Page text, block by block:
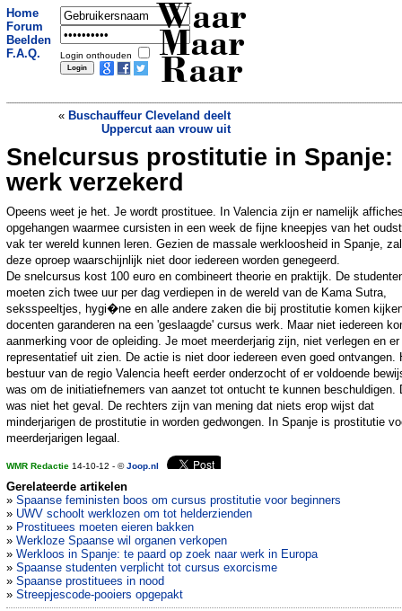
Home
Forum
Beelden
F.A.Q.
Login onthouden
Waar
Maar
Raar
« Buschauffeur Cleveland deelt
Uppercut aan vrouw uit
Hilversummer verraadt eigen
wietkwekerij»
Snelcursus prostitutie in Spanje:
werk verzekerd
Opeens weet je het. Je wordt prostituee. In Valencia zijn er namelijk
opgehangen waarmee cursisten in een week de fijne kneepjes van het
vak ter wereld kunnen leren. Gezien de massale werkloosheid in Spanje, zal
deze oproep waarschijnlijk niet door iedereen worden genegeerd.
De snelcursus kost 100 euro en combineert theorie en praktijk. De
moeten zich twee uur per dag verdiepen in de wereld van de Kama Sutra,
seksspeeltjes, hygi�ne en alle andere zaken die bij prostitutie komen
docenten garanderen na een 'geslaagde' cursus werk. Maar niet iedereen
aanmerking voor de opleiding. Je moet meerderjarig zijn, niet verlegen en er
representatief uit zien. De actie is niet door iedereen even goed ontvangen.
bestuur van de regio Valencia heeft eerder onderzocht of er voldoende
was om de initiatiefnemers van aanzet tot ontucht te kunnen beschuldigen.
was niet het geval. De rechters zijn van mening dat niets erop wijst dat
minderjarigen de prostitutie in worden gedwongen. In Spanje is prostitutie
meerderjarigen legaal.
WMR Redactie 14-10-12 - ©Joop.nl
Gerelateerde artikelen
» Spaanse feministen boos om cursus prostitutie voor beginners
» UWV schoolt werklozen om tot helderzienden
» Prostituees moeten eieren bakken
» Werkloze Spaanse wil organen verkopen
» Werkloos in Spanje: te paard op zoek naar werk in Europa
» Spaanse studenten verplicht tot cursus exorcisme
» Spaanse prostituees in nood
» Streepjescode-pooiers opgepakt